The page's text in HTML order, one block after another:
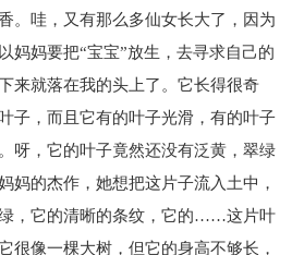
哇，又有那么多仙女长大了，因为
妈妈要把“宝宝”放生，去寻求自己的
来就落在我的头上了。它长得很奇
子，而且它有的叶子光滑，有的叶子
呀，它的叶子竟然还没有泛黄，翠绿
妈的杰作，她想把这片子流入土中，
，它的清晰的条纹，它的……这片叶
很像一棵大树，但它的身高不够长，